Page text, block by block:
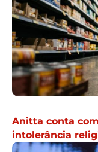
Anitta conta
intolerância